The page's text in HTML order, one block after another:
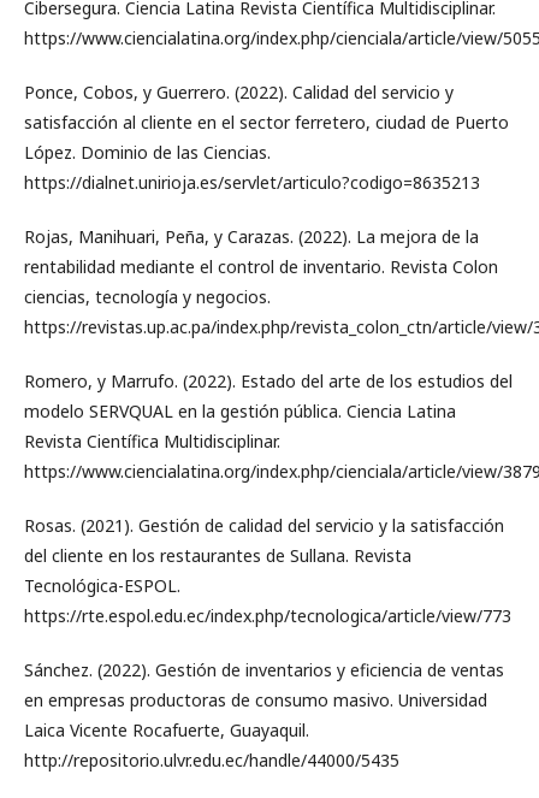
Cibersegura. Ciencia Latina Revista Científica Multidisciplinar.
https://www.ciencialatina.org/index.php/cienciala/article/view/
Ponce, Cobos, y Guerrero. (2022). Calidad del servicio y
satisfacción al cliente en el sector ferretero, ciudad de Puerto
López. Dominio de las Ciencias.
https://dialnet.unirioja.es/servlet/articulo?codigo=8635213
Rojas, Manihuari, Peña, y Carazas. (2022). La mejora de la
rentabilidad mediante el control de inventario. Revista Colon
ciencias, tecnología y negocios.
https://revistas.up.ac.pa/index.php/revista_colon_ctn/article/view/
Romero, y Marrufo. (2022). Estado del arte de los estudios del
modelo SERVQUAL en la gestión pública. Ciencia Latina
Revista Científica Multidisciplinar.
https://www.ciencialatina.org/index.php/cienciala/article/view/
Rosas. (2021). Gestión de calidad del servicio y la satisfacción
del cliente en los restaurantes de Sullana. Revista
Tecnológica-ESPOL.
https://rte.espol.edu.ec/index.php/tecnologica/article/view/773
Sánchez. (2022). Gestión de inventarios y eficiencia de ventas
en empresas productoras de consumo masivo. Universidad
Laica Vicente Rocafuerte, Guayaquil.
http://repositorio.ulvr.edu.ec/handle/44000/5435